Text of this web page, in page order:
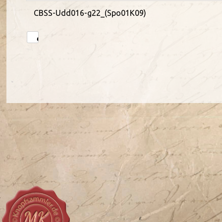
CBSS-Udd016-g22_(Spo01K09)